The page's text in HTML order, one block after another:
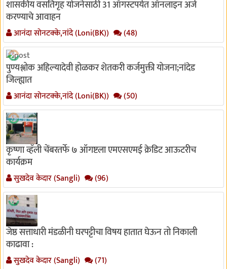
शासकीय वसतिगृह योजनेसाठी 31 ऑगस्टपर्यत ऑनलाइन अर्ज
करण्याचे आवाहन
आनंदा सोनटक्के,नांदे (Loni(BK)) (48)
पुण्यश्लोक अहिल्यादेवी होळकर शेतकरी कर्जमुक्ती योजना;नांदेड
जिल्ह्यात
आनंदा सोनटक्के,नांदे (Loni(BK)) (50)
कृष्णा व्हॅली चेंबरतर्फे ७ ऑगष्टला एमएसएमई क्रेडिट आऊटरीच
कार्यक्रम
सुखदेव केदार (Sangli) (96)
जेष्ठ सत्ताधारी मंडळीनी घरपट्टीचा विषय हातात घेऊन तो निकाली
काढावा :
सुखदेव केदार (Sangli) (71)